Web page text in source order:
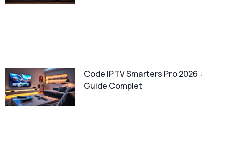
Code IPTV Smarters Pro 2026 :
Guide Complet